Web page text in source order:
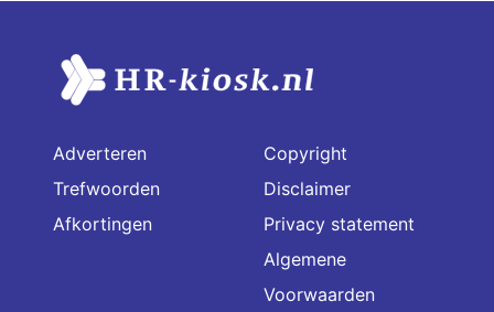
Adverteren
Trefwoorden
Afkortingen
Copyright
Disclaimer
Privacy statement
Algemene
Voorwaarden